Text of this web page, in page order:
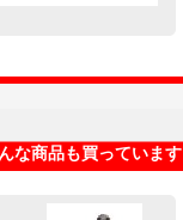
な商品も買っています